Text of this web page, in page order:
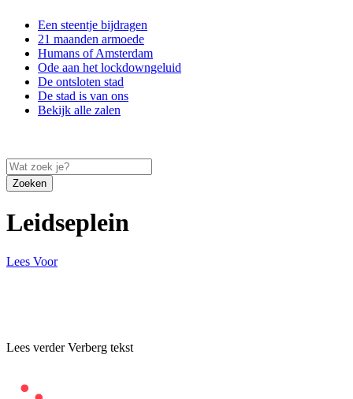
Een steentje bijdragen
21 maanden armoede
Humans of Amsterdam
Ode aan het lockdowngeluid
De ontsloten stad
De stad is van ons
Bekijk alle zalen
Zoeken
Leidseplein
Lees Voor
Lees verderVerberg tekst